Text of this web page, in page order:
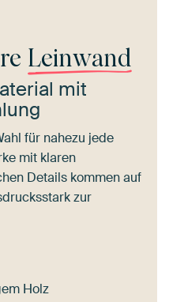
Leinwand
mit
für nahezu jede
mit klaren
Details kommen auf
zur
Holz